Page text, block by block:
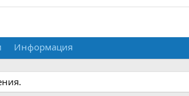
Информация